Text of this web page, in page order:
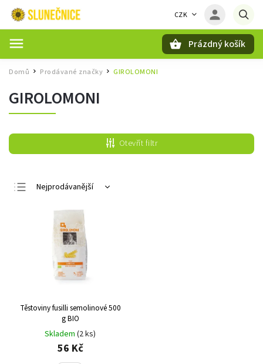
CZK
Prázdný košík
Domů / Prodávané značky / GIROLOMONI
GIROLOMONI
Otevřít filtr
Nejprodávanější
Nejdražší
Abecedně
Těstoviny fusilli semolinové 500
g BIO
Skladem (2 ks)
56 Kč